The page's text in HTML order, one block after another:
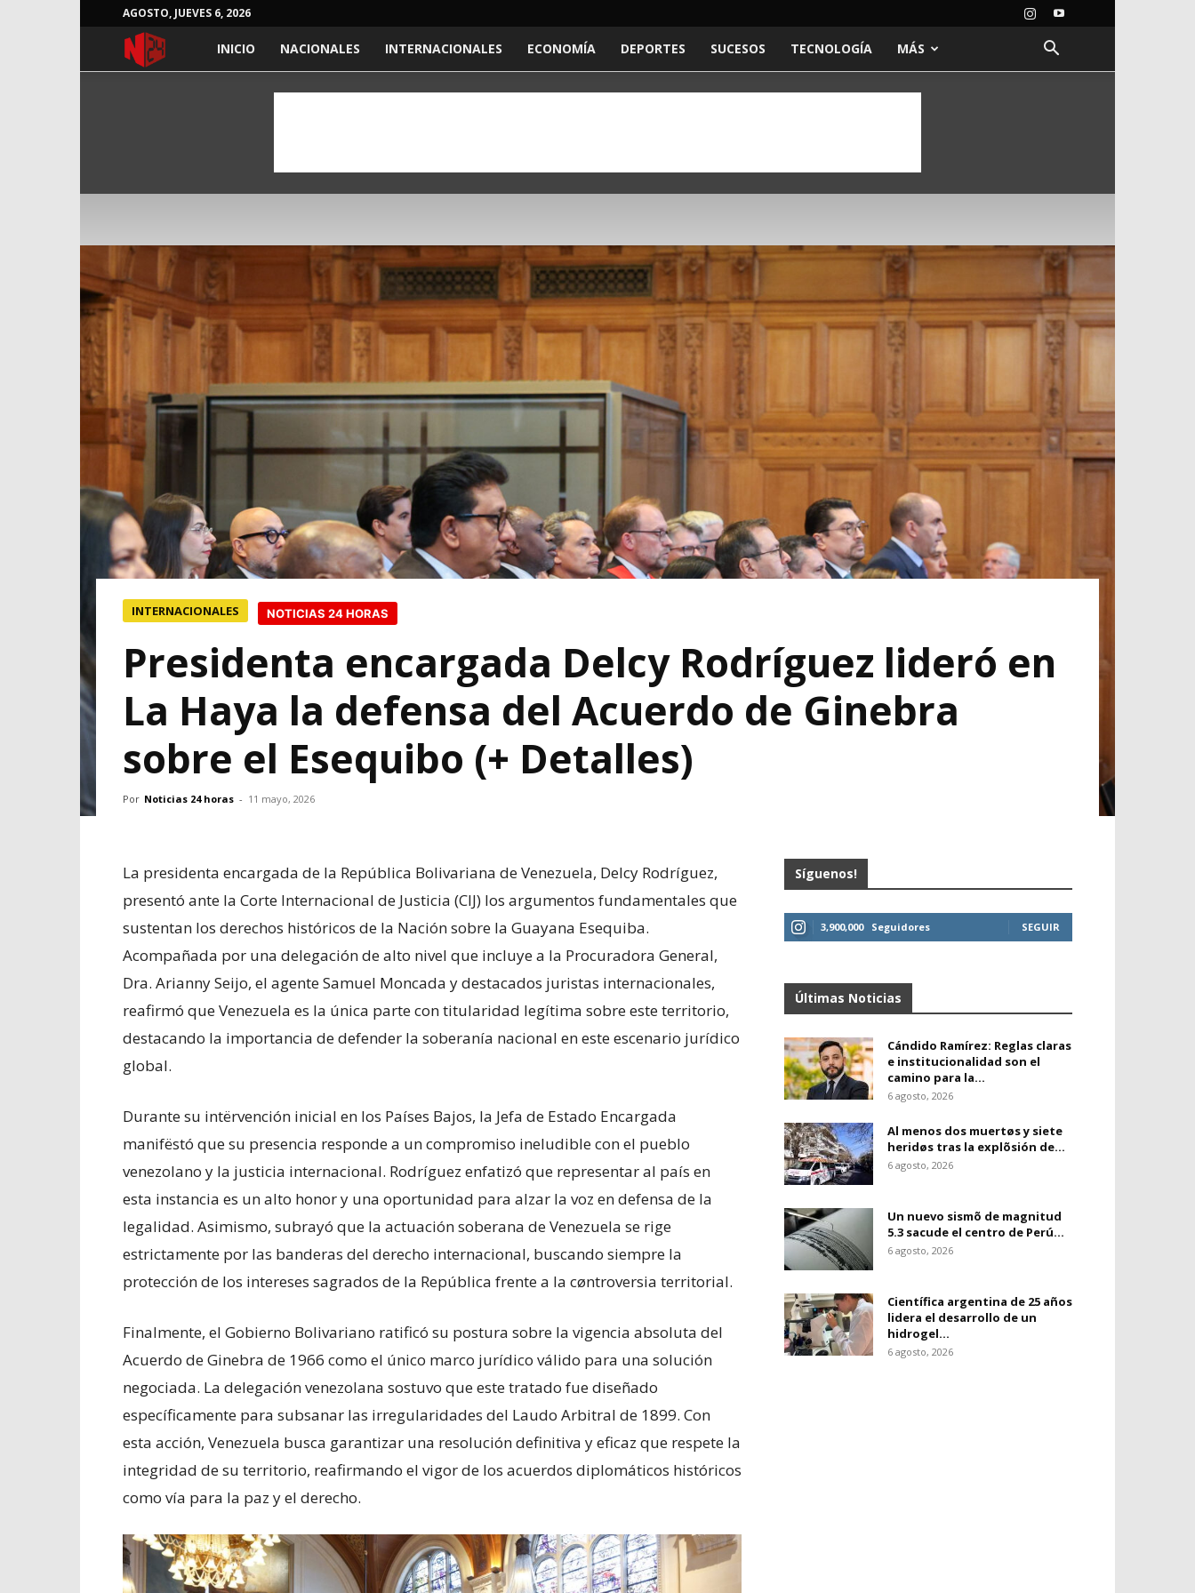
AGOSTO, JUEVES 6, 2026
NOTICIASINICIO NACIONALES INTERNACIONALES ECONOMÍA DEPORTES SUCESOS TECNOLOGÍA MÁS
INTERNACIONALES NOTICIAS 24 HORAS
Presidenta encargada Delcy Rodríguez lideró en
La Haya la defensa del Acuerdo de Ginebra
sobre el Esequibo (+ Detalles)
Por Noticias 24 horas - 11 mayo, 2026
La presidenta encargada de la República Bolivariana de Venezuela, Delcy Rodríguez,
presentó ante la Corte Internacional de Justicia (CIJ) los argumentos fundamentales que
sustentan los derechos históricos de la Nación sobre la Guayana Esequiba.
Acompañada por una delegación de alto nivel que incluye a la Procuradora General,
Dra. Arianny Seijo, el agente Samuel Moncada y destacados juristas internacionales,
reafirmó que Venezuela es la única parte con titularidad legítima sobre este territorio,
destacando la importancia de defender la soberanía nacional en este escenario jurídico
global.
Durante su intërvención inicial en los Países Bajos, la Jefa de Estado Encargada
manifëstó que su presencia responde a un compromiso ineludible con el pueblo
venezolano y la justicia internacional. Rodríguez enfatizó que representar al país en
esta instancia es un alto honor y una oportunidad para alzar la voz en defensa de la
legalidad. Asimismo, subrayó que la actuación soberana de Venezuela se rige
estrictamente por las banderas del derecho internacional, buscando siempre la
protección de los intereses sagrados de la República frente a la cøntroversia territorial.
Finalmente, el Gobierno Bolivariano ratificó su postura sobre la vigencia absoluta del
Acuerdo de Ginebra de 1966 como el único marco jurídico válido para una solución
negociada. La delegación venezolana sostuvo que este tratado fue diseñado
específicamente para subsanar las irregularidades del Laudo Arbitral de 1899. Con
esta acción, Venezuela busca garantizar una resolución definitiva y eficaz que respete la
integridad de su territorio, reafirmando el vigor de los acuerdos diplomáticos históricos
como vía para la paz y el derecho.
Síguenos!
3,900,000 Seguidores SEGUIR
Últimas Noticias
Cándido Ramírez: Reglas claras
e institucionalidad son el
camino para la...
6 agosto, 2026
Al menos dos muertøs y siete
heridøs tras la explõsión de...
6 agosto, 2026
Un nuevo sismõ de magnitud
5.3 sacude el centro de Perú...
6 agosto, 2026
Científica argentina de 25 años
lidera el desarrollo de un
hidrogel...
6 agosto, 2026